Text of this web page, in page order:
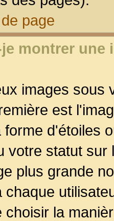
page
montrer une
images sous
est
forme d'étoiles
votre statut
plus grande
chaque
choisir la